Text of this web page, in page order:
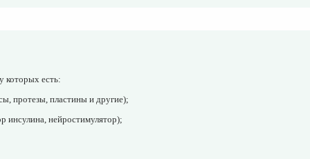
которых есть:
протезы, пластины и другие);
инсулина, нейростимулятор);